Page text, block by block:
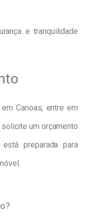
e tranquilidade
Canoas, entre em
um orçamento
preparada para